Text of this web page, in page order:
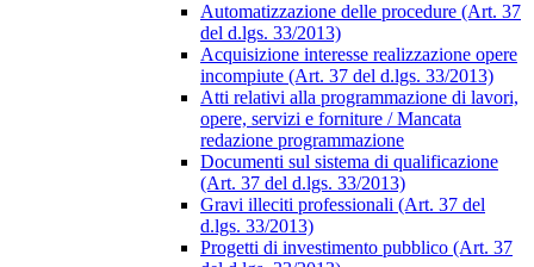
Automatizzazione delle procedure (Art. 37
del d.lgs. 33/2013)
Acquisizione interesse realizzazione opere
incompiute (Art. 37 del d.lgs. 33/2013)
Atti relativi alla programmazione di lavori,
opere, servizi e forniture / Mancata
redazione programmazione
Documenti sul sistema di qualificazione
(Art. 37 del d.lgs. 33/2013)
Gravi illeciti professionali (Art. 37 del
d.lgs. 33/2013)
Progetti di investimento pubblico (Art. 37